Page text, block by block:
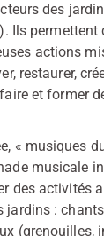
des
Ils permettent
actions
restaurer,
et former
« musiques
musicale
des activités
jardins :